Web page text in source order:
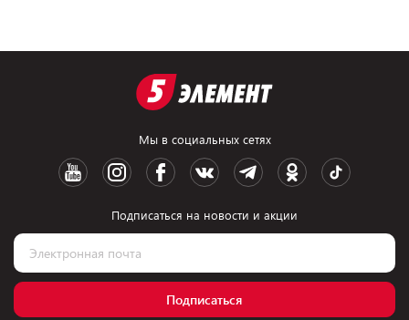
Мы в социальных сетях
Подписаться на новости и акции
Подписаться